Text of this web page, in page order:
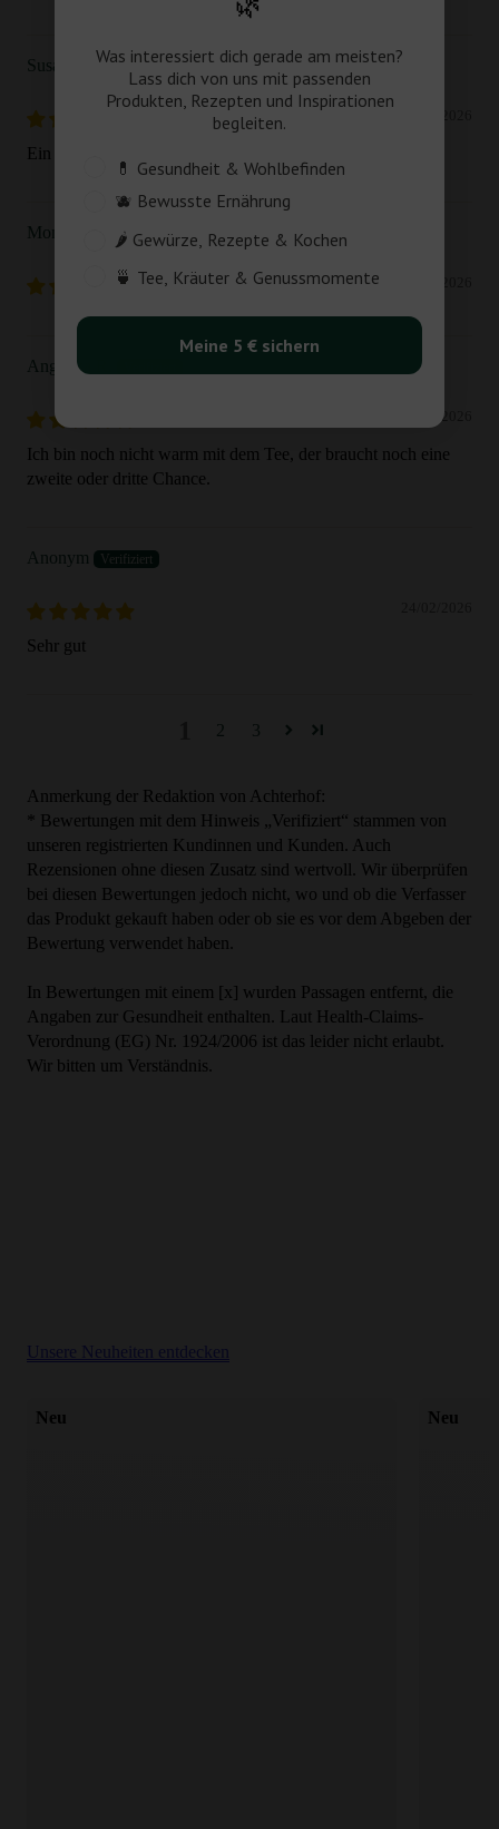
Susanne R.
Ein ganz toller Geschmack, bin begeistert!
Monika R.
Angelika R.
26/03/2026
Ich bin noch nicht warm mit dem Tee, der braucht noch eine
zweite oder dritte Chance.
Anonym
Sehr gut
2 3
Anmerkung der Redaktion von Achterhof:
* Bewertungen mit dem Hinweis „Verifiziert“ stammen von
unseren registrierten Kundinnen und Kunden. Auch
Rezensionen ohne diesen Zusatz sind wertvoll. Wir überprüfen
bei diesen Bewertungen jedoch nicht, wo und ob die Verfasser
das Produkt gekauft haben oder ob sie es vor dem Abgeben der
Bewertung verwendet haben.
In Bewertungen mit einem [x] wurden Passagen entfernt, die
Angaben zur Gesundheit enthalten. Laut Health-Claims-
Verordnung (EG) Nr. 1924/2006 ist das leider nicht erlaubt.
Wir bitten um Verständnis.
Unsere Neuheiten entdecken
Neu Neu
Was interessiert dich gerade am meisten?
Lass dich von uns mit passenden
Produkten, Rezepten und Inspirationen
begleiten.
Customer_Interest
💊 Gesundheit & Wohlbefinden
🫐 Bewusste Ernährung
🌶️ Gewürze, Rezepte & Kochen
🍵 Tee, Kräuter & Genussmomente
Meine 5 € sichern